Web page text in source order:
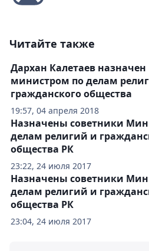
Читайте также
19:57, 04 апреля 2018
Дархан Калетаев назначен
министром по делам
гражданского общества
23:22, 24 июля 2017
Назначены советники
делам религий и
общества РК
23:04, 24 июля 2017
Назначены советники
делам религий и
общества РК